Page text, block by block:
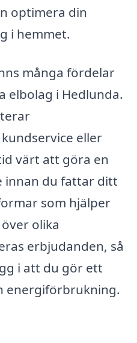
optimera din
i hemmet.
många fördelar
elbolag i Hedlunda.
eller
värt att göra en
innan du fattar ditt
som hjälper
olika
erbjudanden, så
i att du gör ett
energiförbrukning.